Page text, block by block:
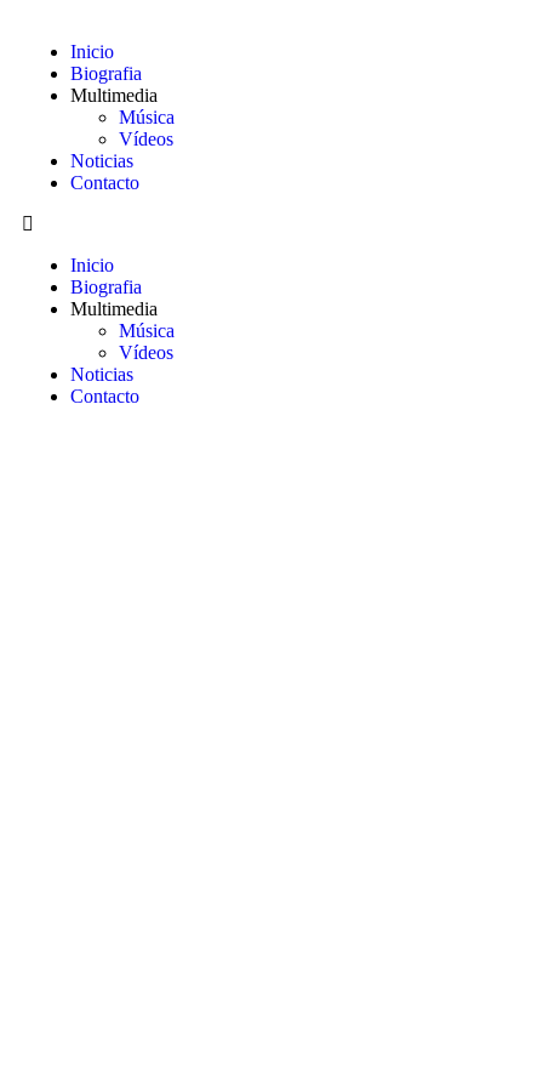
Inicio
Biografia
Multimedia
Música
Vídeos
Noticias
Contacto
Inicio
Biografia
Multimedia
Música
Vídeos
Noticias
Contacto